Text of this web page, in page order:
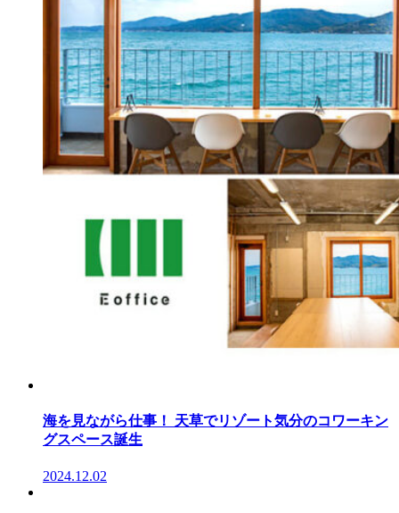
海を見ながら仕事！ 天草でリゾート気分のコワーキン
グスペース誕生
2024.12.02